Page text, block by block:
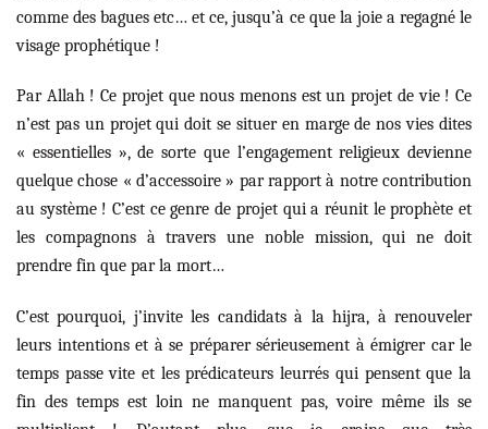
comme des bagues etc… et ce, jusqu’à ce que la joie a regagné le
visage prophétique !
Par Allah ! Ce projet que nous menons est un projet de vie ! Ce
n’est pas un projet qui doit se situer en marge de nos vies dites
« essentielles », de sorte que l’engagement religieux devienne
quelque chose « d’accessoire » par rapport à notre contribution
au système ! C’est ce genre de projet qui a réunit le prophète et
les compagnons à travers une noble mission, qui ne doit
prendre fin que par la mort…
C’est pourquoi, j’invite les candidats à la hijra, à renouveler
leurs intentions et à se préparer sérieusement à émigrer car le
temps passe vite et les prédicateurs leurrés qui pensent que la
fin des temps est loin ne manquent pas, voire même ils se